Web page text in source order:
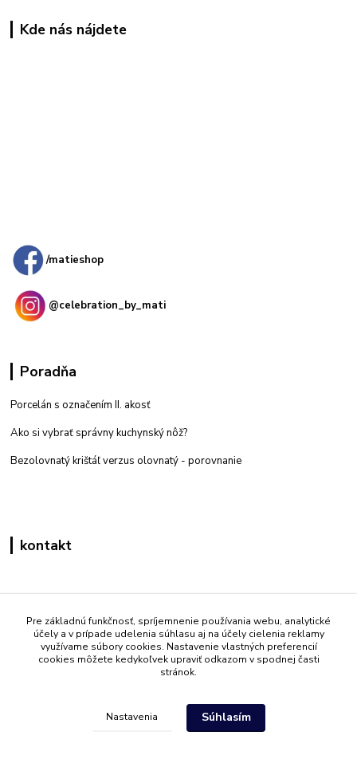
Kde nás nájdete
/matieshop
@celebration_by_mati
Poradňa
Porcelán s označením II. akosť
Ako si vybrať správny kuchynský nôž?
Bezolovnatý krištáľ verzus olovnatý - porovnanie
kontakt
+421 908 861 051
(Po - Pia 7:30-15:30)
info@mati.sk
Pre základnú funkčnosť, spríjemnenie používania webu, analytické
účely a v prípade udelenia súhlasu aj na účely cielenia reklamy
využívame súbory cookies. Nastavenie vlastných preferencií
cookies môžete kedykoľvek upraviť odkazom v spodnej časti
stránok.
Nastavenia Súhlasím